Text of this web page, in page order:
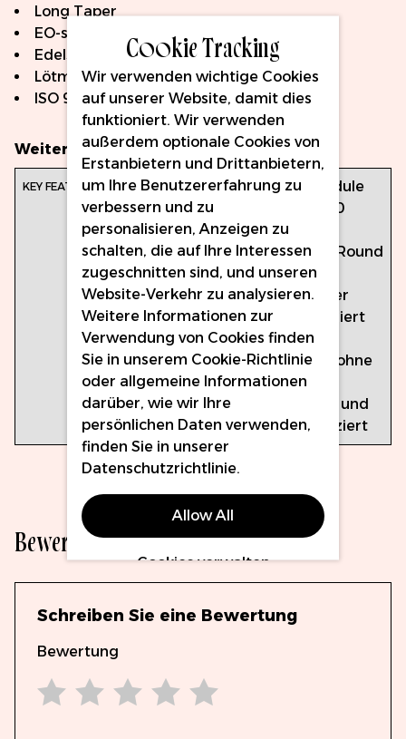
Long Taper
EO-sterilisiert
Edelstahl
Lötmittel ohne Blei
ISO 9001- und CE-zertifiziert
Weitere Informationen
Hauptmerkmale:Nadelmodule
Box mit 20
Stück
Diamond Round
Shader
Long Taper
EO-sterilisiert
Edelstahl
Lötmittel ohne
Blei
ISO 9001- und
CE-zertifiziert
Bewertungen
Schreiben Sie eine Bewertung
Bewertung
Cookie Tracking
Wir verwenden wichtige Cookies
auf unserer Website, damit dies
funktioniert. Wir verwenden
außerdem optionale Cookies von
Erstanbietern und Drittanbietern,
um Ihre Benutzererfahrung zu
verbessern und zu
personalisieren, Anzeigen zu
schalten, die auf Ihre Interessen
zugeschnitten sind, und unseren
Website-Verkehr zu analysieren.
Weitere Informationen zur
Verwendung von Cookies finden
Sie in unserem Cookie-Richtlinie
oder allgemeine Informationen
darüber, wie wir Ihre
persönlichen Daten verwenden,
finden Sie in unserer
Datenschutzrichtlinie.
Allow All
Cookies verwalten